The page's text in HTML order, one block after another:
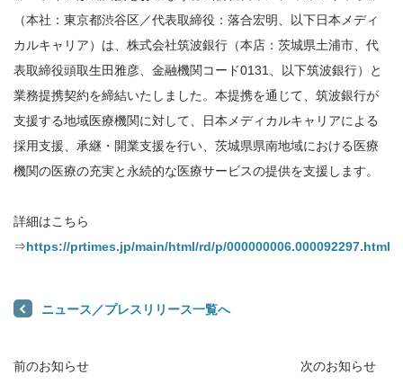
（本社：東京都渋谷区／代表取締役：落合宏明、以下日本メディ
カルキャリア）は、株式会社筑波銀行（本店：茨城県土浦市、代
表取締役頭取生田雅彦、金融機関コード0131、以下筑波銀行）と
業務提携契約を締結いたしました。本提携を通じて、筑波銀行が
支援する地域医療機関に対して、日本メディカルキャリアによる
採用支援、承継・開業支援を行い、茨城県県南地域における医療
機関の医療の充実と永続的な医療サービスの提供を支援します。
詳細はこちら
⇒https://prtimes.jp/main/html/rd/p/000000006.000092297.html
ニュース／プレスリリース一覧へ
前のお知らせ 次のお知らせ